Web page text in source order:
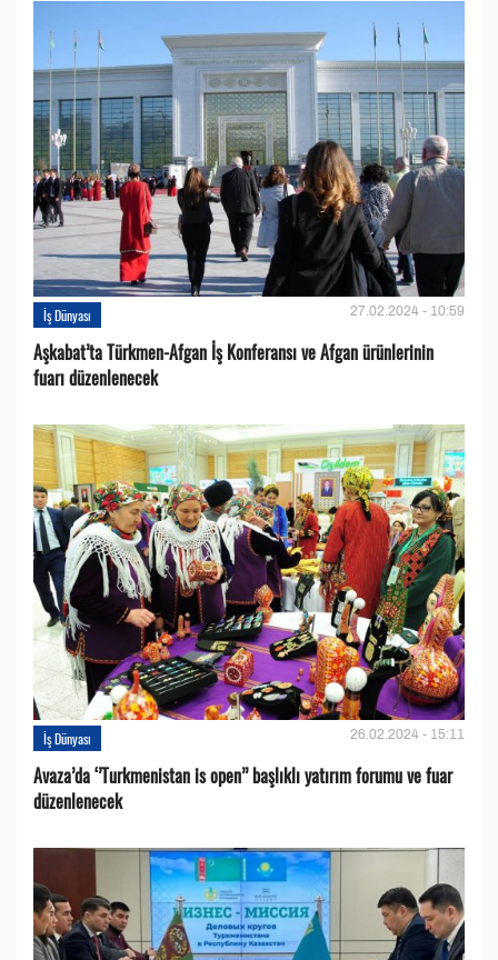
İş Dünyası 27.02.2024 - 10:59
Aşkabat’ta Türkmen-Afgan İş Konferansı ve Afgan ürünlerinin
fuarı düzenlenecek
İş Dünyası 26.02.2024 - 15:11
Avaza’da ‘’Turkmenistan is open’’ başlıklı yatırım forumu ve fuar
düzenlenecek